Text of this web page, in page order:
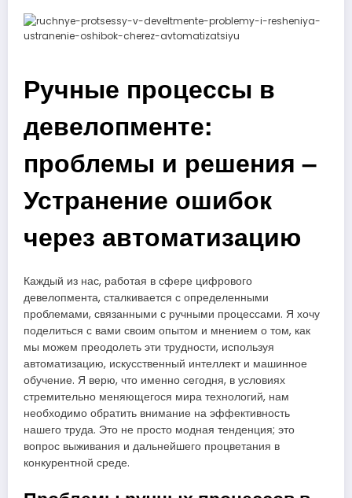
Ручные процессы в
девелопменте:
проблемы и решения –
Устранение ошибок
через автоматизацию
Каждый из нас, работая в сфере цифрового
девелопмента, сталкивается с определенными
проблемами, связанными с ручными процессами. Я хочу
поделиться с вами своим опытом и мнением о том, как
мы можем преодолеть эти трудности, используя
автоматизацию, искусственный интеллект и машинное
обучение. Я верю, что именно сегодня, в условиях
стремительно меняющегося мира технологий, нам
необходимо обратить внимание на эффективность
нашего труда. Это не просто модная тенденция; это
вопрос выживания и дальнейшего процветания в
конкурентной среде.